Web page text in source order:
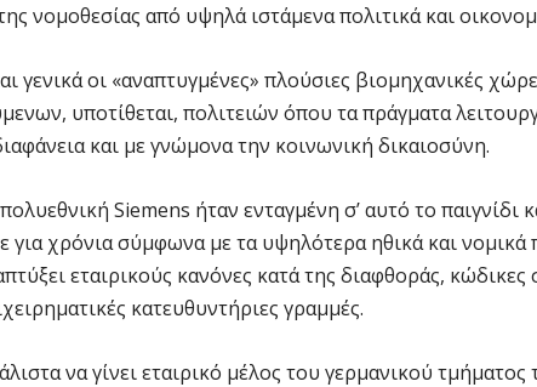
νομοθεσίας από υψηλά ιστάμενα πολιτικά και
γενικά οι «αναπτυγμένες» πλούσιες βιομηχανικές
υποτίθεται, πολιτειών όπου τα πράγματα
και με γνώμονα την κοινωνική δικαιοσύνη.
Siemens ήταν ενταγμένη σ’ αυτό το παιγνίδι
για χρόνια σύμφωνα με τα υψηλότερα ηθικά και
εταιρικούς κανόνες κατά της διαφθοράς,
κατευθυντήριες γραμμές.
να γίνει εταιρικό μέλος του γερμανικού τμήματος